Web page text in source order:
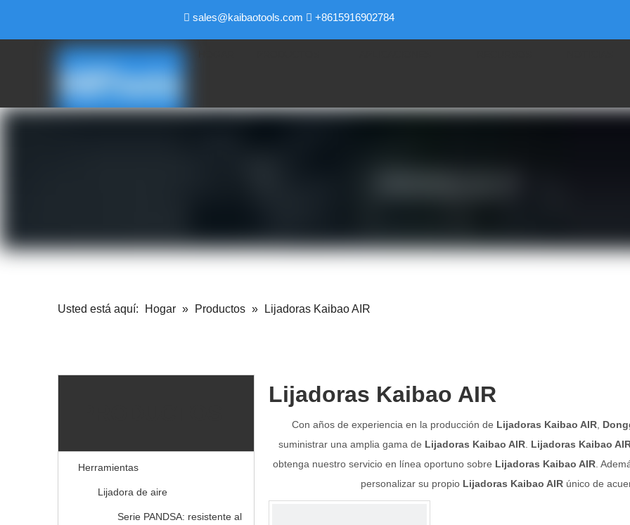
 sales@kaibaotools.com  +8615916902784
Usted está aquí: Hogar » Productos » Lijadoras Kaibao AIR
Herramientas
Lijadora de aire
Serie PANDSA: resistente al
Lijadoras Kaibao AIR
Con años de experiencia en la producción de Lijadoras Kaibao AIR,
suministrar una amplia gama de Lijadoras Kaibao AIR. Lijadoras Kaibao
obtenga nuestro servicio en línea oportuno sobre Lijadoras Kaibao AIR .
personalizar su propio Lijadoras Kaibao AIR único de